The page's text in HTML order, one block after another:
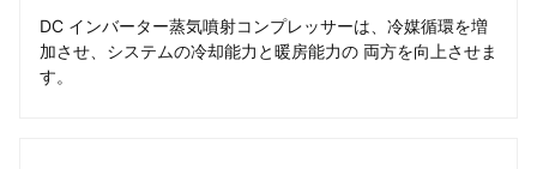
DC インバーター蒸気噴射コンプレッサーは、冷媒循環を増
加させ、システムの冷却能力と暖房能力の 両方を向上させま
す。